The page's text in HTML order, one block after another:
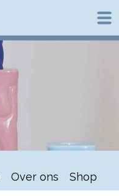
Over ons Shop